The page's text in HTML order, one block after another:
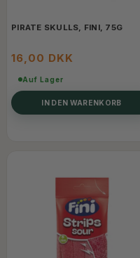
PIRATE SKULLS, FINI, 75G
16,00 DKK
Auf Lager
IN DEN WARENKORB